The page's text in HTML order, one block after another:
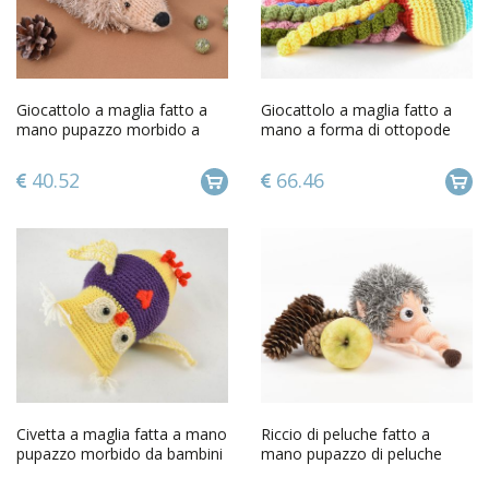
Giocattolo a maglia fatto a
mano pupazzo morbido a
40.52
Giocattolo a maglia fatto a
mano a forma di ottopode
66.46
Civetta a maglia fatta a mano
pupazzo morbido da bambini
Riccio di peluche fatto a
mano pupazzo di peluche